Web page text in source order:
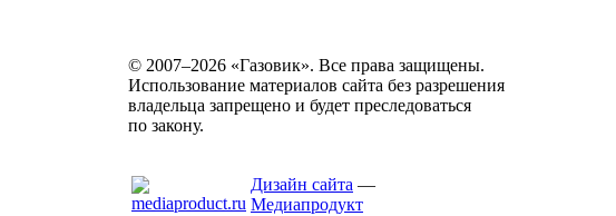
© 2007–2026 «Газовик». Все права защищены.
Использование материалов сайта без разрешения
владельца запрещено и будет преследоваться
по закону.
Дизайн сайта —
Медиапродукт